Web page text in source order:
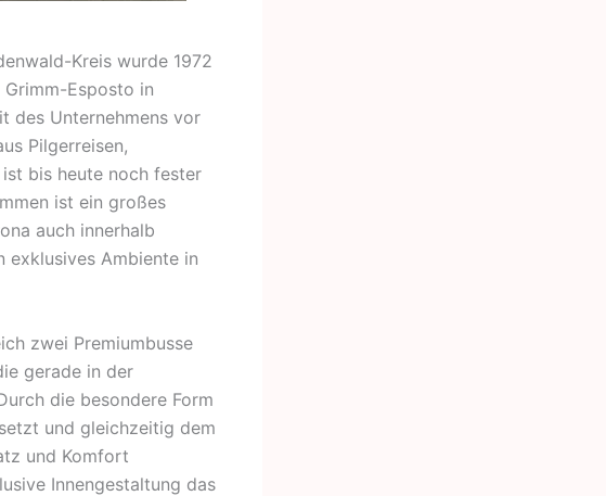
Kreis wurde 1972
Esposto in
des Unternehmens vor
Pilgerreisen,
bis heute noch fester
ist ein großes
auch innerhalb
exklusives Ambiente in
zwei Premiumbusse
gerade in der
die besondere Form
und gleichzeitig dem
und Komfort
Innengestaltung das